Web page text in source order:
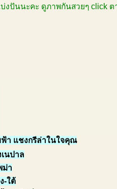
งปันนะคะ ดูภาพกันสวยๆ click ต
า แชงกรีล่าในใจคุณ
นปาล
ม่า
-ใต้